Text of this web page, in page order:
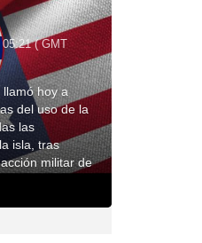
( GMT
hoy a
del uso de la
las
isla, tras
militar de